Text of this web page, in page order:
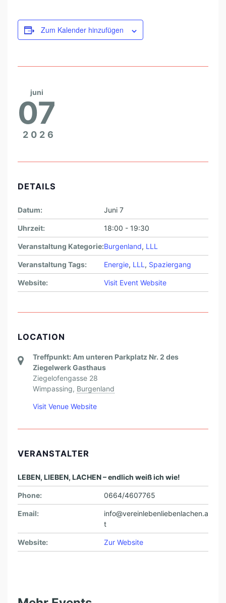
E
R
C
R
I
T
T
E
I
T
L
L
L
-
B
O
T
C
H
A
R
N
S
A
B
I
N
E
L
Zum Kalender hinzufügen
juni
07
2026
DETAILS
Datum: Juni 7
Uhrzeit: 18:00 - 19:30
Veranstaltung Kategorie:Burgenland, LLL
Veranstaltung Tags: Energie, LLL , Spaziergang
Website: Visit Event Website
LOCATION
Treffpunkt: Am unteren Parkplatz Nr. 2 des
Ziegelwerk Gasthaus
Ziegelofengasse 28
Wimpassing, Burgenland
Visit Venue Website
VERANSTALTER
LEBEN, LIEBEN, LACHEN – endlich weiß ich wie!
Phone: 0664/4607765
Email:
info@vereinlebenliebenlachen.a
t
Website: Zur Website